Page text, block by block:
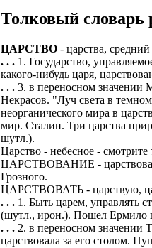
Толковый словарь
ЦАРСТВО - царства,
. . . 1. Государство,
какого-нибудь царя,
. . . 3. в переносном значении
Некрасов. "Луч света в
неорганического мира в
мир. Сталин. Три царства
шутл.).
Царство - небесное -
ЦАРСТВОВАНИЕ -
Грозного.
ЦАРСТВОВАТЬ - царствую,
. . . 1. Быть царем, управлять
(шутл., ирон.). Пошел Ермило
. . . 2. в переносном значении
царствовала за его столом.